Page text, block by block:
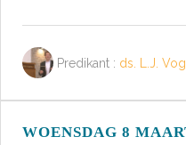
Predikant : ds. L.J.
WOENSDAG 8